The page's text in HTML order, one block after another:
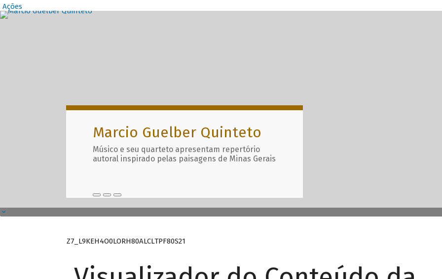
Ações
Destaques Principais com
Marcio Guelber Quinteto
Músico e seu quarteto apresentam repertório
autoral inspirado pelas paisagens de Minas Gerais
Z7_L9KEH4O0LORH80ALCLTPF80S21